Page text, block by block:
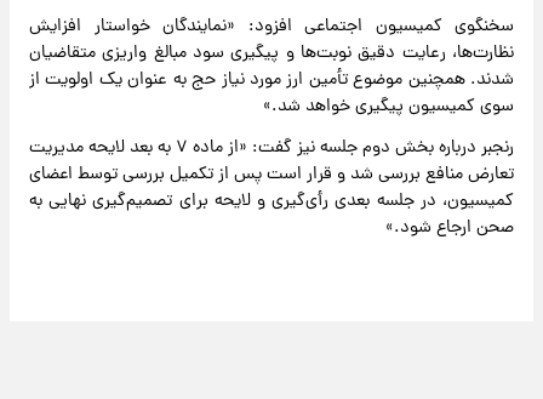
سخنگوی کمیسیون اجتماعی افزود: «نمایندگان خواستار افزایش
نظارت‌ها، رعایت دقیق نوبت‌ها و پیگیری سود مبالغ واریزی متقاضیان
شدند. همچنین موضوع تأمین ارز مورد نیاز حج به عنوان یک اولویت از
سوی کمیسیون پیگیری خواهد شد.»
رنجبر درباره بخش دوم جلسه نیز گفت: «از ماده ۷ به بعد لایحه مدیریت
تعارض منافع بررسی شد و قرار است پس از تکمیل بررسی توسط اعضای
کمیسیون، در جلسه بعدی رأی‌گیری و لایحه برای تصمیم‌گیری نهایی به
صحن ارجاع شود.»